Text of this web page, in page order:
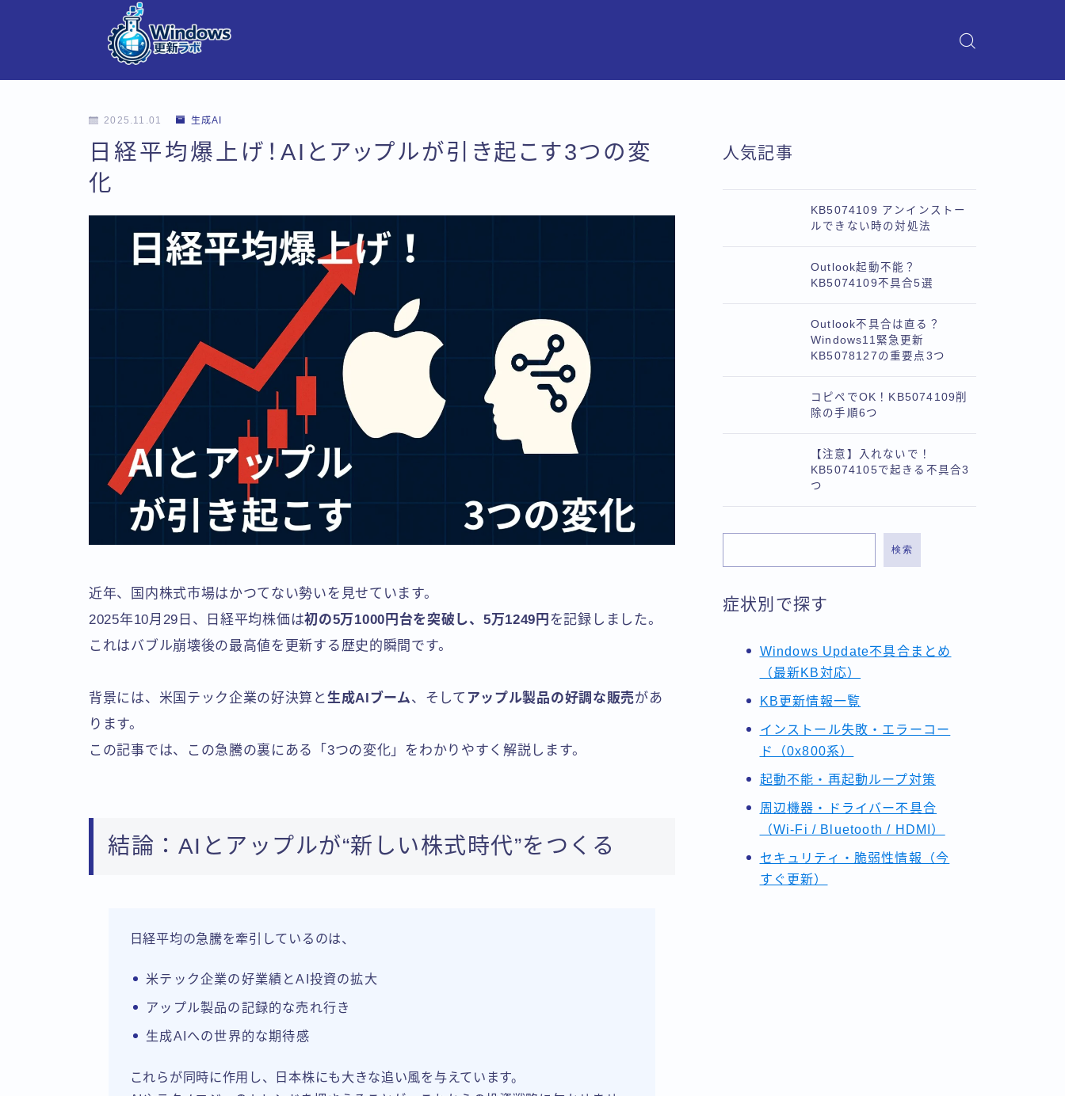
2025.11.01 生成AI
日経平均爆上げ！AIとアップルが引き起こす3つの変
化
近年、国内株式市場はかつてない勢いを見せています。
2025年10月29日、日経平均株価は初の5万1000円台を突破し、5万1249円 を記録しました。
これはバブル崩壊後の最高値を更新する歴史的瞬間です。
背景には、米国テック企業の好決算と生成AIブーム、そして アップル製品の好調な販売があ
ります。
この記事では、この急騰の裏にある「3つの変化」をわかりやすく解説します。
結論：AIとアップルが“新しい株式時代”をつくる
日経平均の急騰を牽引しているのは、
米テック企業の好業績とAI投資の拡大
アップル製品の記録的な売れ行き
生成AIへの世界的な期待感
これらが同時に作用し、日本株にも大きな追い風を与えています。
人気記事
KB5074109 アンインストー
ルできない時の対処法
Outlook起動不能？
KB5074109不具合5選
Outlook不具合は直る？
Windows11緊急更新
KB5078127の重要点3つ
コピペでOK！KB5074109削
除の手順6つ
【注意】入れないで！
KB5074105で起きる不具合3
つ
検索
症状別で探す
Windows Update不具合まとめ
（最新KB対応）
KB更新情報一覧
インストール失敗・エラーコー
ド（0x800系）
起動不能・再起動ループ対策
周辺機器・ドライバー不具合
（Wi-Fi / Bluetooth / HDMI）
セキュリティ・脆弱性情報（今
すぐ更新）